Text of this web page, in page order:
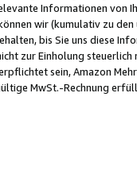
Informationen von
wir (kumulativ zu
bis Sie uns diese
zur Einholung
sein, Amazon
MwSt.-Rechnung